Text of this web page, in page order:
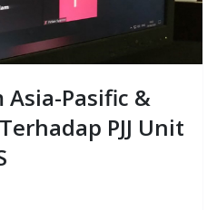
Asia-Pasific &
PJJ Unit